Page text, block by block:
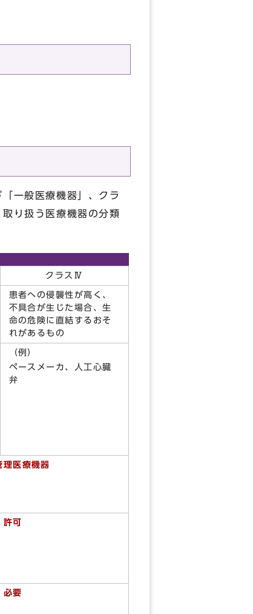
一般医療機器」、クラ
り扱う医療機器の分類
クラスⅣ
患者への侵襲性が高く、
不具合が生じた場合、生
命の危険に直結するおそ
れがあるもの
（例）
ペースメーカ、人工心臓
弁
理医療機器
許可
必要